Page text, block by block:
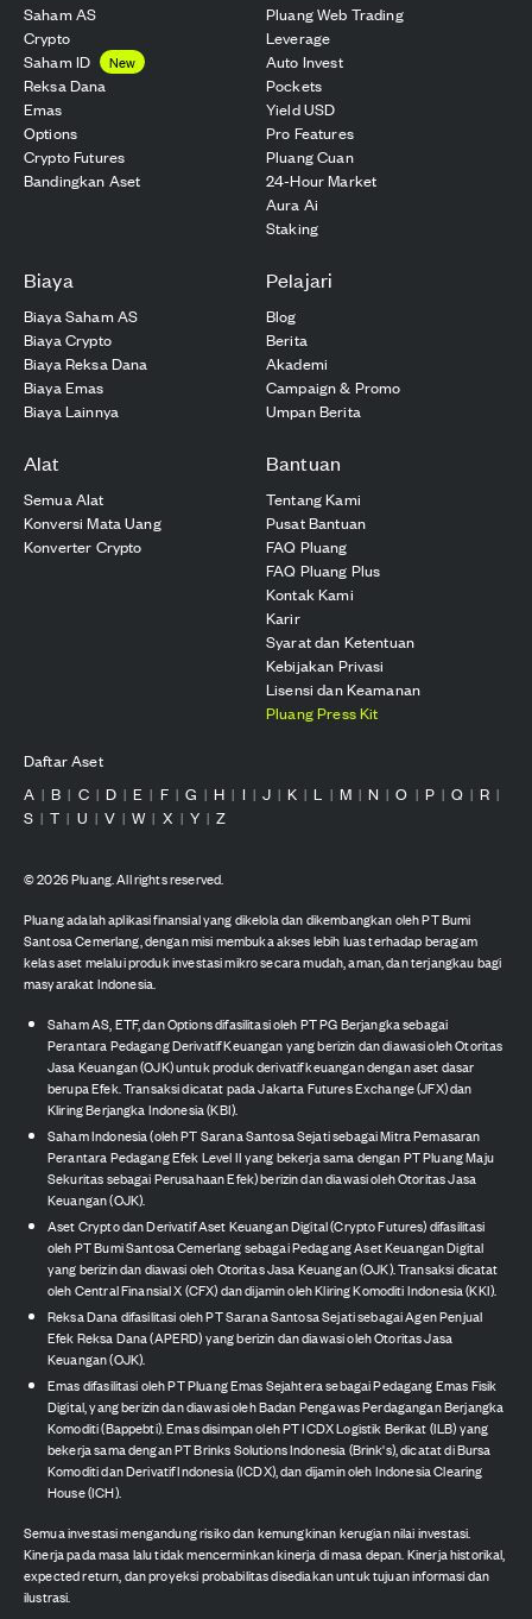
Saham AS
Crypto
Saham ID
New
Reksa Dana
Emas
Options
Crypto Futures
Bandingkan Aset
Pluang Web Trading
Leverage
Auto Invest
Pockets
Yield USD
Pro Features
Pluang Cuan
24-Hour Market
Aura Ai
Staking
Biaya
Biaya Saham AS
Biaya Crypto
Biaya Reksa Dana
Biaya Emas
Biaya Lainnya
Pelajari
Blog
Berita
Akademi
Campaign & Promo
Umpan Berita
Alat
Semua Alat
Konversi Mata Uang
Konverter Crypto
Bantuan
Tentang Kami
Pusat Bantuan
FAQ Pluang
FAQ Pluang Plus
Kontak Kami
Karir
Syarat dan Ketentuan
Kebijakan Privasi
Lisensi dan Keamanan
Pluang Press Kit
Daftar Aset
A | B | C | D | E | F | G | H | I | J | K | L | M | N | O | P | Q | R |
S | T | U | V | W | X | Y | Z
©2026Pluang. All rights reserved.
Pluang adalah aplikasi finansial yang dikelola dan dikembangkan oleh PT Bumi
Santosa Cemerlang, dengan misi membuka akses lebih luas terhadap beragam
kelas aset melalui produk investasi mikro secara mudah, aman, dan terjangkau bagi
masyarakat Indonesia.
Saham AS, ETF, dan Options difasilitasi oleh PT PG Berjangka sebagai
Perantara Pedagang Derivatif Keuangan yang berizin dan diawasi oleh Otoritas
Jasa Keuangan (OJK) untuk produk derivatif keuangan dengan aset dasar
berupa Efek. Transaksi dicatat pada Jakarta Futures Exchange (JFX) dan
Kliring Berjangka Indonesia (KBI).
Saham Indonesia (oleh PT Sarana Santosa Sejati sebagai Mitra Pemasaran
Perantara Pedagang Efek Level II yang bekerja sama dengan PT Pluang Maju
Sekuritas sebagai Perusahaan Efek) berizin dan diawasi oleh Otoritas Jasa
Keuangan (OJK).
Aset Crypto dan Derivatif Aset Keuangan Digital (Crypto Futures) difasilitasi
oleh PT Bumi Santosa Cemerlang sebagai Pedagang Aset Keuangan Digital
yang berizin dan diawasi oleh Otoritas Jasa Keuangan (OJK). Transaksi dicatat
oleh Central Finansial X (CFX) dan dijamin oleh Kliring Komoditi Indonesia (KKI).
Reksa Dana difasilitasi oleh PT Sarana Santosa Sejati sebagai Agen Penjual
Efek Reksa Dana (APERD) yang berizin dan diawasi oleh Otoritas Jasa
Keuangan (OJK).
Emas difasilitasi oleh PT Pluang Emas Sejahtera sebagai Pedagang Emas Fisik
Digital, yang berizin dan diawasi oleh Badan Pengawas Perdagangan Berjangka
Komoditi (Bappebti). Emas disimpan oleh PT ICDX Logistik Berikat (ILB) yang
bekerja sama dengan PT Brinks Solutions Indonesia (Brink's), dicatat di Bursa
Komoditi dan Derivatif Indonesia (ICDX), dan dijamin oleh Indonesia Clearing
House (ICH).
Semua investasi mengandung risiko dan kemungkinan kerugian nilai investasi.
Kinerja pada masa lalu tidak mencerminkan kinerja di masa depan. Kinerja historikal,
expected return, dan proyeksi probabilitas disediakan untuk tujuan informasi dan
ilustrasi.